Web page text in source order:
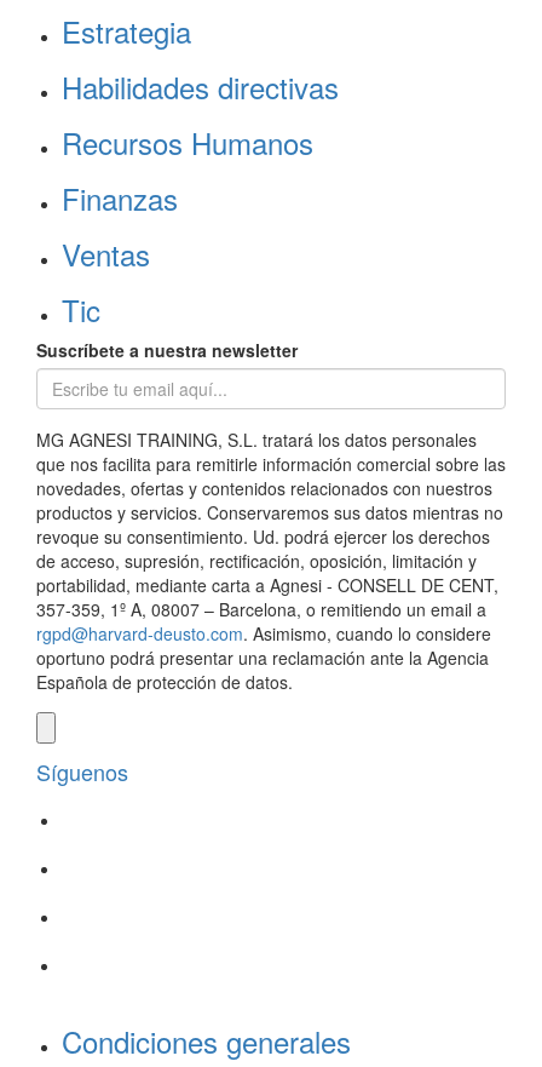
Estrategia
Habilidades directivas
Recursos Humanos
Finanzas
Ventas
Tic
Suscríbete a nuestra newsletter
MG AGNESI TRAINING, S.L. tratará los datos personales
que nos facilita para remitirle información comercial sobre las
novedades, ofertas y contenidos relacionados con nuestros
productos y servicios. Conservaremos sus datos mientras no
revoque su consentimiento. Ud. podrá ejercer los derechos
de acceso, supresión, rectificación, oposición, limitación y
portabilidad, mediante carta a Agnesi - CONSELL DE CENT,
357-359, 1º A, 08007 – Barcelona, o remitiendo un email a
rgpd@harvard-deusto.com. Asimismo, cuando lo considere
oportuno podrá presentar una reclamación ante la Agencia
Española de protección de datos.
Síguenos
Condiciones generales